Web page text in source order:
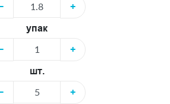
+
упак
+
шт.
+